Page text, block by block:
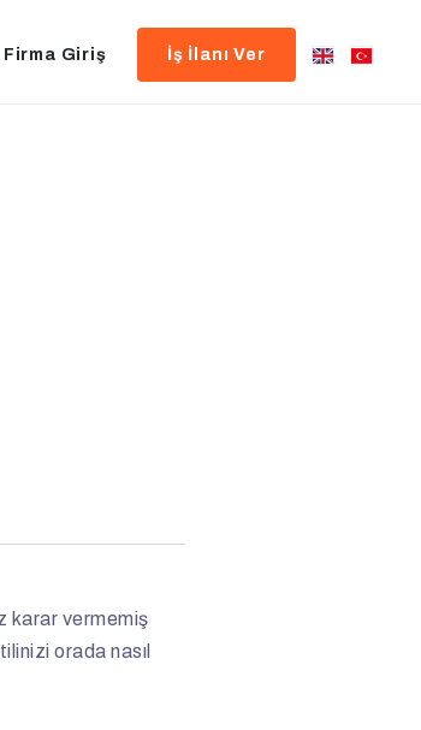
Firma Giriş İş İlanı Ver
karar vermemiş
orada nasıl